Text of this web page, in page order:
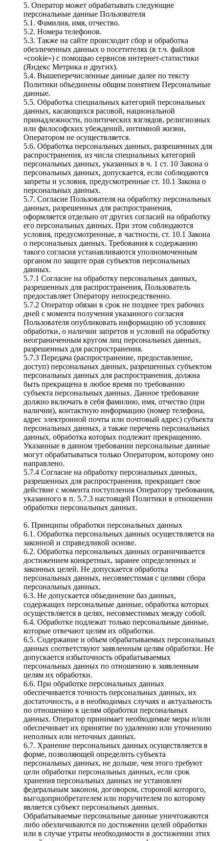
5. Оператор может обрабатывать следующие
персональные данные Пользователя
5.1. Фамилия, имя, отчество.
5.2. Номера телефонов.
5.3. Также на сайте происходит сбор и обработка
обезличенных данных о посетителях (в т.ч. файлов
«cookie») с помощью сервисов интернет-статистики
(Яндекс Метрика и других).
5.4. Вышеперечисленные данные далее по тексту
Политики объединены общим понятием Персональные
данные.
5.5. Обработка специальных категорий персональных
данных, касающихся расовой, национальной
принадлежности, политических взглядов, религиозных
или философских убеждений, интимной жизни,
Оператором не осуществляется.
5.6. Обработка персональных данных, разрешенных для
распространения, из числа специальных категорий
персональных данных, указанных в ч. 1 ст. 10 Закона о
персональных данных, допускается, если соблюдаются
запреты и условия, предусмотренные ст. 10.1 Закона о
персональных данных.
5.7. Согласие Пользователя на обработку персональных
данных, разрешенных для распространения,
оформляется отдельно от других согласий на обработку
его персональных данных. При этом соблюдаются
условия, предусмотренные, в частности, ст. 10.1 Закона
о персональных данных. Требования к содержанию
такого согласия устанавливаются уполномоченным
органом по защите прав субъектов персональных
данных.
5.7.1 Согласие на обработку персональных данных,
разрешенных для распространения, Пользователь
предоставляет Оператору непосредственно.
5.7.2 Оператор обязан в срок не позднее трех рабочих
дней с момента получения указанного согласия
Пользователя опубликовать информацию об условиях
обработки, о наличии запретов и условий на обработку
неограниченным кругом лиц персональных данных,
разрешенных для распространения.
5.7.3 Передача (распространение, предоставление,
доступ) персональных данных, разрешенных субъектом
персональных данных для распространения, должна
быть прекращена в любое время по требованию
субъекта персональных данных. Данное требование
должно включать в себя фамилию, имя, отчество (при
наличии), контактную информацию (номер телефона,
адрес электронной почты или почтовый адрес) субъекта
персональных данных, а также перечень персональных
данных, обработка которых подлежит прекращению.
Указанные в данном требовании персональные данные
могут обрабатываться только Оператором, которому оно
направлено.
5.7.4 Согласие на обработку персональных данных,
разрешенных для распространения, прекращает свое
действие с момента поступления Оператору требования,
указанного в п. 5.7.3 настоящей Политики в отношении
обработки персональных данных.
6. Принципы обработки персональных данных
6.1. Обработка персональных данных осуществляется на
законной и справедливой основе.
6.2. Обработка персональных данных ограничивается
достижением конкретных, заранее определенных и
законных целей. Не допускается обработка
персональных данных, несовместимая с целями сбора
персональных данных.
6.3. Не допускается объединение баз данных,
содержащих персональные данные, обработка которых
осуществляется в целях, несовместимых между собой.
6.4. Обработке подлежат только персональные данные,
которые отвечают целям их обработки.
6.5. Содержание и объем обрабатываемых персональных
данных соответствуют заявленным целям обработки. Не
допускается избыточность обрабатываемых
персональных данных по отношению к заявленным
целям их обработки.
6.6. При обработке персональных данных
обеспечивается точность персональных данных, их
достаточность, а в необходимых случаях и актуальность
по отношению к целям обработки персональных
данных. Оператор принимает необходимые меры и/или
обеспечивает их принятие по удалению или уточнению
неполных или неточных данных.
6.7. Хранение персональных данных осуществляется в
форме, позволяющей определить субъекта
персональных данных, не дольше, чем этого требуют
цели обработки персональных данных, если срок
хранения персональных данных не установлен
федеральным законом, договором, стороной которого,
выгодоприобретателем или поручителем по которому
является субъект персональных данных.
Обрабатываемые персональные данные уничтожаются
либо обезличиваются по достижении целей обработки
или в случае утраты необходимости в достижении этих